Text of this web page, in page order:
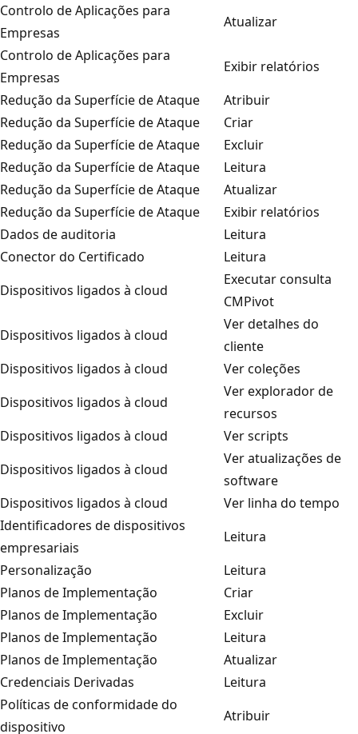
Controlo de Aplicações para
Empresas
Atualizar
Controlo de Aplicações para
Empresas
Exibir relatórios
Redução da Superfície de Ataque
Atribuir
Redução da Superfície de Ataque
Criar
Redução da Superfície de Ataque
Excluir
Redução da Superfície de Ataque
Leitura
Redução da Superfície de Ataque
Atualizar
Redução da Superfície de Ataque
Exibir relatórios
Dados de auditoria
Leitura
Conector do Certificado
Leitura
Dispositivos ligados à cloud
Executar consulta
CMPivot
Dispositivos ligados à cloud
Ver detalhes do
cliente
Dispositivos ligados à cloud
Ver coleções
Dispositivos ligados à cloud
Ver explorador de
recursos
Dispositivos ligados à cloud
Ver scripts
Dispositivos ligados à cloud
Ver atualizações de
software
Dispositivos ligados à cloud
Ver linha do tempo
Identificadores de dispositivos
empresariais
Leitura
Personalização
Leitura
Planos de Implementação
Criar
Planos de Implementação
Excluir
Planos de Implementação
Leitura
Planos de Implementação
Atualizar
Credenciais Derivadas
Leitura
Políticas de conformidade do
dispositivo
Atribuir